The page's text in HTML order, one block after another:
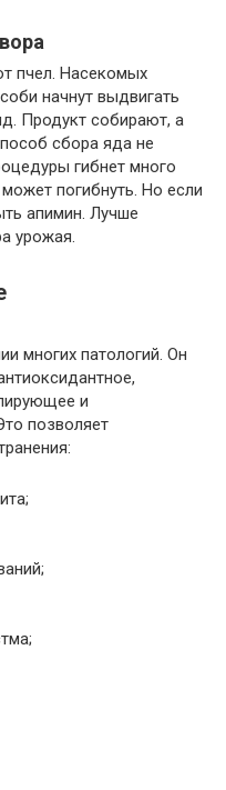
пчел. Насекомых
начнут выдвигать
Продукт собирают, а
сбора яда не
гибнет много
погибнуть. Но если
апимин. Лучше
урожая.
многих патологий. Он
и
позволяет